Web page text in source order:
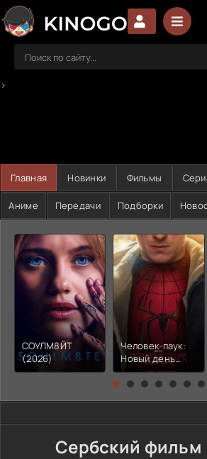
>
Главная Новинки Фильмы
Аниме Передачи Подборки
СОУЛМ8ЙТ
(2026)
Человек-паук:
Новый день
(2026)
Сербский фильм